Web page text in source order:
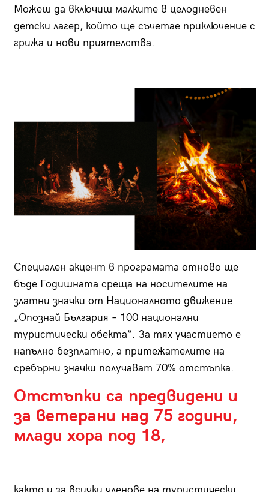
Можеш да включиш малките в целодневен
детски лагер, който ще съчетае приключение с
грижа и нови приятелства.
Специален акцент в програмата отново ще
бъде Годишната среща на носителите на
златни значки от Националното движение
„Опознай България – 100 национални
туристически обекта“. За тях участието е
напълно безплатно, а притежателите на
сребърни значки получават 70% отстъпка.
Отстъпки са предвидени и
за ветерани над 75 години,
млади хора под 18,